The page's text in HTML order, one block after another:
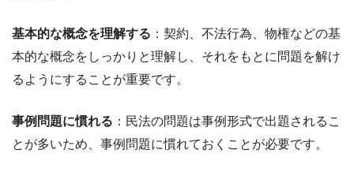
基本的な概念を理解する ：契約、不法行為、物権などの基
本的な概念をしっかりと理解し、それをもとに問題を解け
るようにすることが重要です。
事例問題に慣れる ：民法の問題は事例形式で出題されるこ
とが多いため、事例問題に慣れておくことが必要です。